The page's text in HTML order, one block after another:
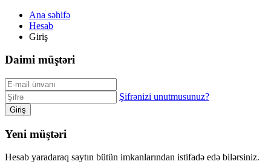
Ana səhifə
Hesab
Giriş
Daimi müştəri
Şifrənizi unutmusunuz?
Giriş
Yeni müştəri
Hesab yaradaraq saytın bütün imkanlarından istifadə edə bilərsiniz.